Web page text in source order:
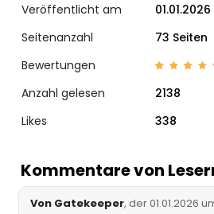
Veröffentlicht am
01.01.2026
Seitenanzahl
73 Seiten
Bewertungen
4.92
end auf
Kunden
Anzahl gelesen
2138
Likes
338
Kommentare von
Von Gatekeeper, der 01.01.2026